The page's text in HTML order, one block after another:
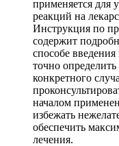
применяется для
реакций на
Инструкция по
содержит
способе введения
точно
конкретного
началом
избежать
обеспечить
лечения.